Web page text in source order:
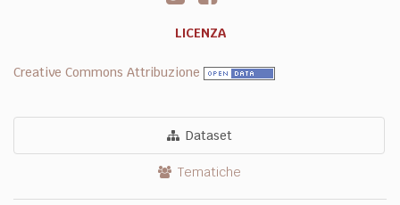
LICENZA
Creative Commons Attribuzione
Dataset
Tematiche